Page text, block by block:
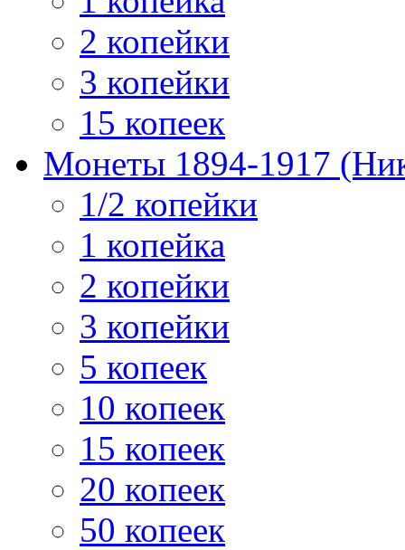
2 копейки
3 копейки
15 копеек
Монеты 1894-1917
1/2 копейки
1 копейка
2 копейки
3 копейки
5 копеек
10 копеек
15 копеек
20 копеек
50 копеек